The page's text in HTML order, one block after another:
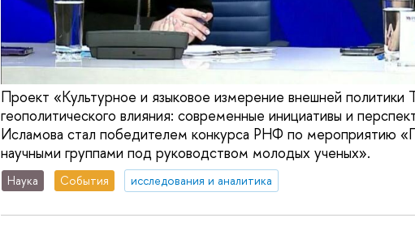
Проект «Культурное и языковое измерение внешней политики
геополитического влияния: современные инициативы и
Исламова стал победителем конкурса РНФ по мероприятию
научными группами под руководством молодых ученых».
Наука События исследования и аналитика